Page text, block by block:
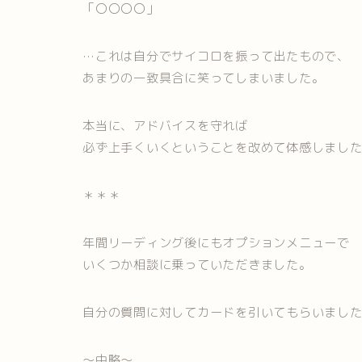
「〇〇〇〇」
…これは自分でサイコロを振って出たもので、
あまりの一致具合に笑ってしまいました。
本当に、アドバイスを守れば
必ず上手くいくということを改めて体感しました
＊＊＊
年間リーディング後にもオプションメニューで
いくつか相談に乗っていただきました。
自分の質問に対してカードを引いてもらいました